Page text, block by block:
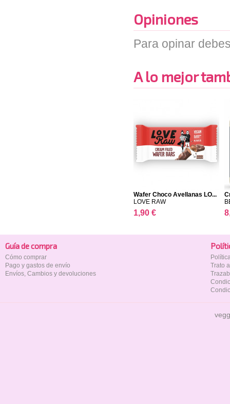
Opiniones
Para opinar
A lo mejor
Wafer Choco Avellanas LO...
LOVE RAW
1,90 €
Guía de compra
Cómo comprar
Pago y gastos de envío
Envíos, Cambios y devoluciones
Trato